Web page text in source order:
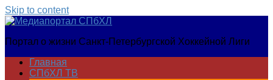
Skip to content
Медиапортал
Портал о жизни Санкт-Петербургской Хоккейной Лиги
Главная
СПбХЛ ТВ